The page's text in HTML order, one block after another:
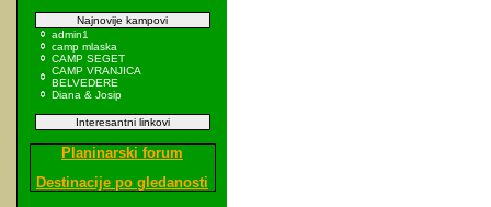
Najnovije kampovi
admin1
camp mlaska
CAMP SEGET
CAMP VRANJICA
BELVEDERE
Diana & Josip
Interesantni linkovi
Planinarski forum
Destinacije po gledanosti